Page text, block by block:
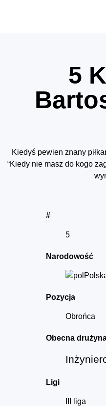
5
Kiedyś pewien znany
“Kiedy nie masz do kogo
#
5
Narodowość
Pozycja
Obrońca
Obecna
Ligi
III liga